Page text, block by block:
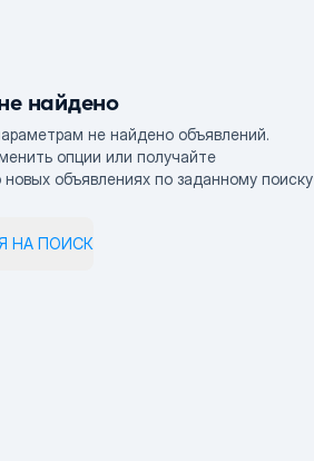
найдено
не найдено объявлений.
опции или получайте
объявлениях по заданному поиску
НА ПОИСК